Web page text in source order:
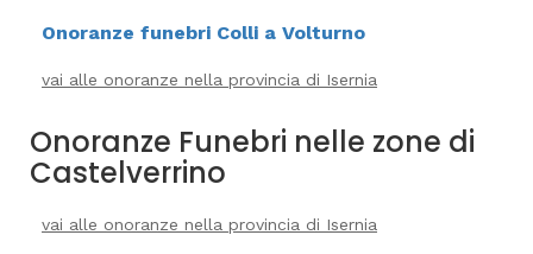
Onoranze funebri Colli a Volturno
vai alle onoranze nella provincia di Isernia
Onoranze Funebri nelle zone di
Castelverrino
vai alle onoranze nella provincia di Isernia